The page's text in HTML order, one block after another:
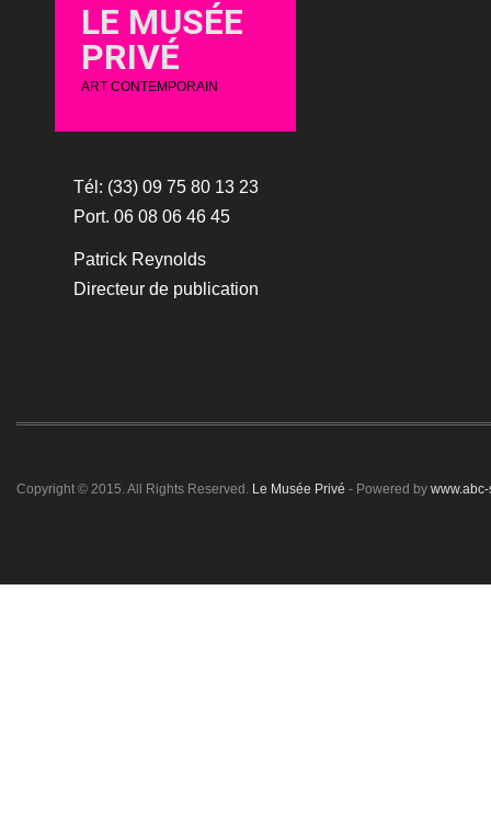
LE MUSÉE
PRIVÉ
ART CONTEMPORAIN
Tél: (33) 09 75 80 13 23
Port. 06 08 06 46 45
Patrick Reynolds
Directeur de publication
Copyright © 2015. All Rights Reserved. Le Musée Privé - Powered by